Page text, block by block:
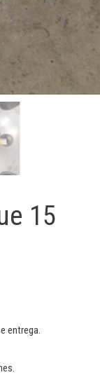
15
entrega.